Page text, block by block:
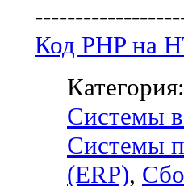
Код PHP на
Системы
Системы
(ERP),